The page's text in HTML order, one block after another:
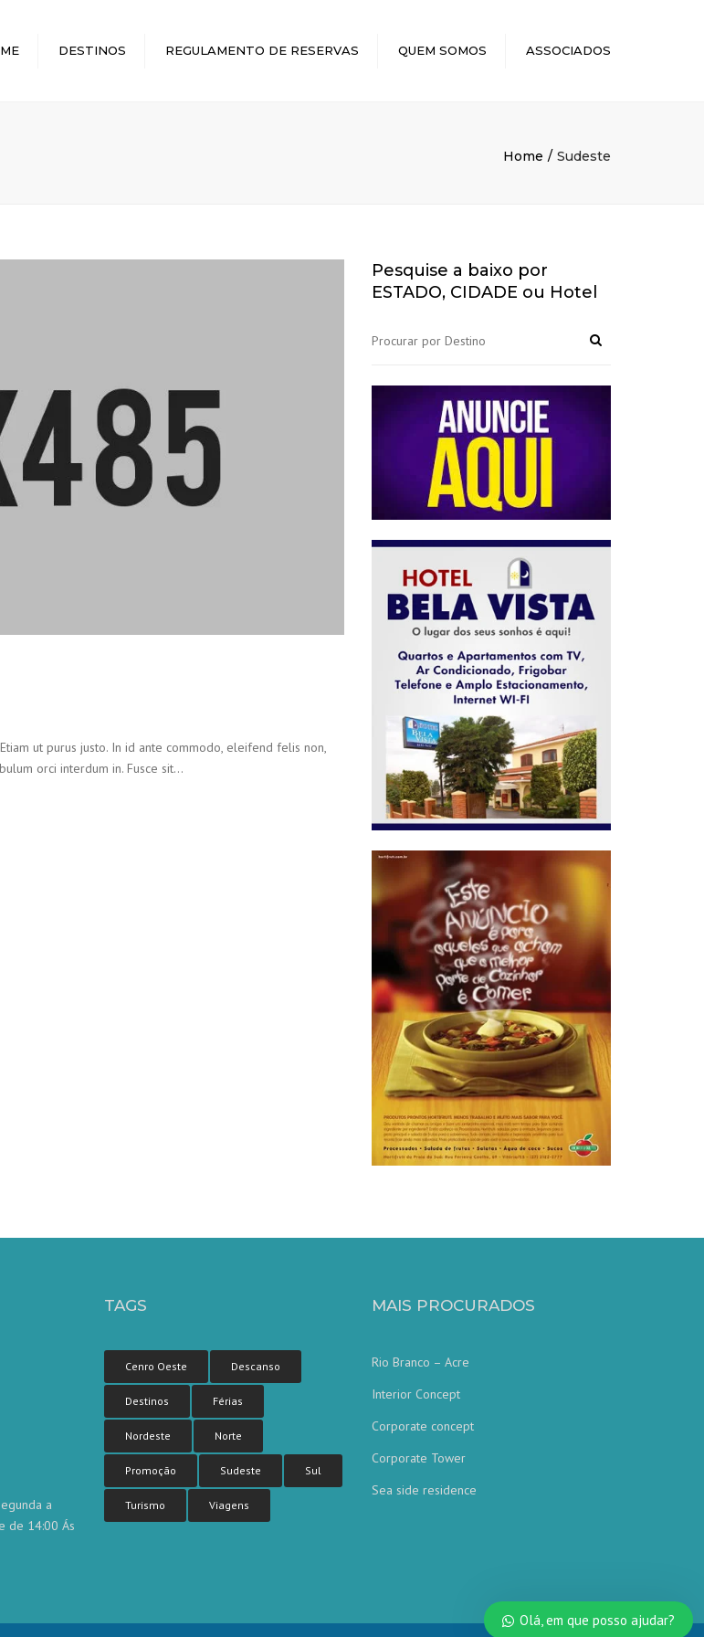
DESTINOS REGULAMENTO DE RESERVAS QUEM SOMOS ASSOCIADOS
Home Sudeste
ut purus justo. In id ante commodo, eleifend felis non,
orci interdum in. Fusce sit…
Pesquise a baixo por
ESTADO, CIDADE ou Hotel
a
de 14:00 Ás
TAGS
Cenro Oeste Descanso
Destinos Férias
Nordeste Norte
Promoção Sudeste Sul
Turismo Viagens
MAIS PROCURADOS
Rio Branco – Acre
Interior Concept
Corporate concept
Corporate Tower
Sea side residence
Olá, em que posso ajudar?